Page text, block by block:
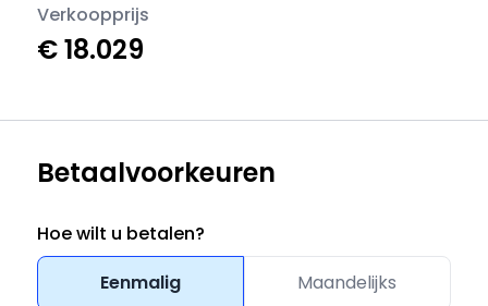
Verkoopprijs
€ 18.029
Betaalvoorkeuren
Hoe wilt u betalen?
Eenmalig
Maandelijks